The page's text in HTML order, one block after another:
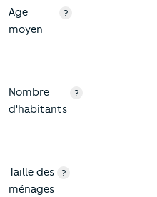
Age
moyen
?
Nombre
d'habitants
?
Taille des
ménages
?